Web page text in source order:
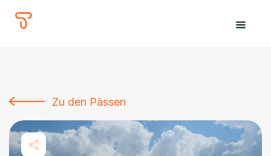
The
Tours
Zu den Pässen